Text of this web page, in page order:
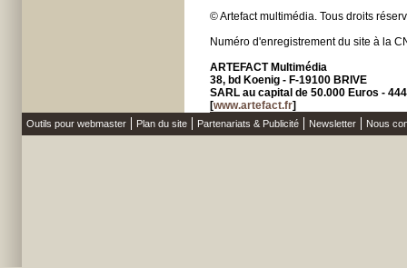
© Artefact multimédia. Tous droits
Numéro d'enregistrement du site à la
ARTEFACT Multimédia
38, bd Koenig - F-19100 BRIVE
SARL au capital de 50.000 Euros -
[www.artefact.fr]
Outils pour webmaster Plan du site Partenariats & Publicité Newsletter Nous